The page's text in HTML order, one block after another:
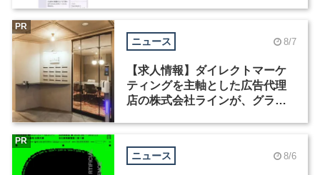
ニュース 8/7
【求人情報】ダイレクトマーケ
ティングを主軸とした広告代理
店の株式会社ラインが、グラフ
PR
ニュース 8/6
PR